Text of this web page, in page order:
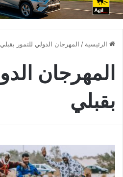
الرئيسية / المهرجان الدولي للتمور بقبلي
المهرجان
بقبلي